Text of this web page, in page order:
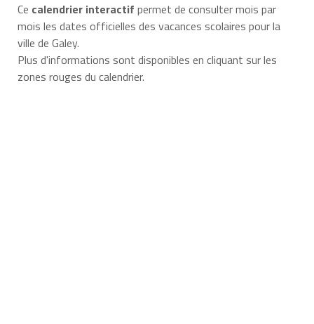
Ce calendrier interactif permet de consulter mois par
mois les dates officielles des vacances scolaires pour la
ville de Galey.
Plus d'informations sont disponibles en cliquant sur les
zones rouges du calendrier.